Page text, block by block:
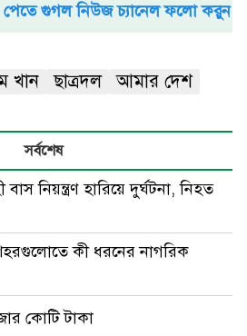
গুগল নিউজ চ্যানেল ফলো করুন
খান ছাত্রদল আমার দেশ
সর্বশেষ
বাস নিয়ন্ত্রণ হারিয়ে দুর্ঘটনা, নিহত
কী ধরনের নাগরিক
কোটি টাকা